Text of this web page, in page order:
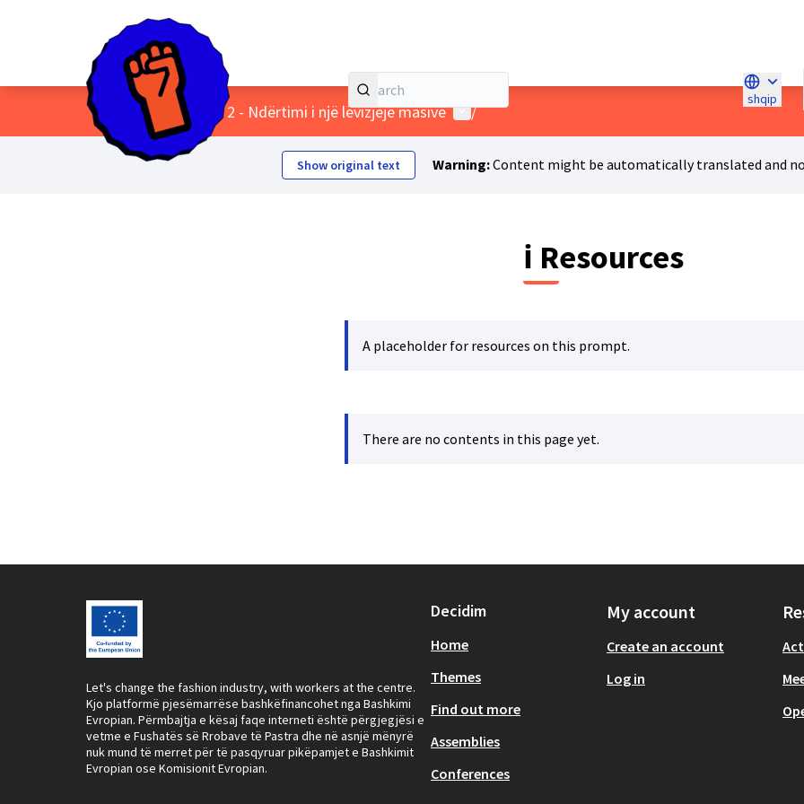
shqip
Choose
Home Main menu
/ Themes 2 - Ndërtimi i një lëvizjeje masive User menu
/
Show original text Warning:Content might be automatically translated and
ℹ️ Resources
A placeholder for resources on this prompt.
There are no contents in this page yet.
Let's change the fashion industry, with workers at the centre.
Kjo platformë pjesëmarrëse bashkëfinancohet nga Bashkimi
Evropian. Përmbajtja e kësaj faqe interneti është përgjegjësi e
vetme e Fushatës së Rrobave të Pastra dhe në asnjë mënyrë
nuk mund të merret për të pasqyruar pikëpamjet e Bashkimit
Evropian ose Komisionit Evropian.
Decidim
Home
Themes
Find out more
Assemblies
Conferences
My account
Create an account
Log in